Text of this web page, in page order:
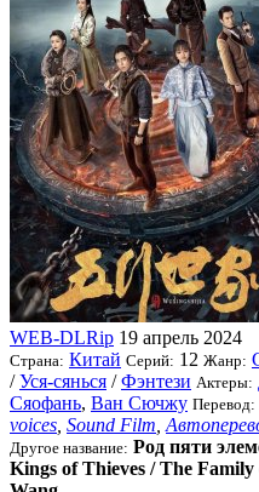
WEB-DLRip 19 апрель 2024
Страна: Китай Серий: 12 Жанр:
/Уся-сянься /Фэнтези Актеры:
Сяофань, Ван Сючжу Перевод:
voices Sound Film
Другое название: Род пяти
Kings of Thieves / The